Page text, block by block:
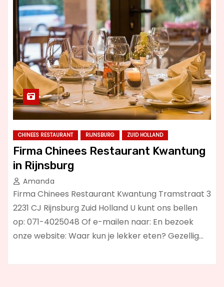
CHINEES RESTAURANT RIJNSBURG ZUID HOLLAND
Firma Chinees Restaurant Kwantung
in Rijnsburg
Amanda
Firma Chinees Restaurant Kwantung Tramstraat 3
2231 CJ Rijnsburg Zuid Holland U kunt ons bellen
op: 071-4025048 Of e-mailen naar: En bezoek
onze website: Waar kun je lekker eten? Gezellig…